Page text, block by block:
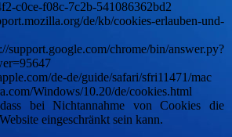
c0ce-f08c-7c2b-541086362bd2
de/kb/cookies-erlauben-und-
chrome/bin/answer.py?
de-de/guide/safari/sfri11471/mac
Windows/10.20/de/cookies.html
bei Nichtannahme von Cookies die
eingeschränkt sein kann.